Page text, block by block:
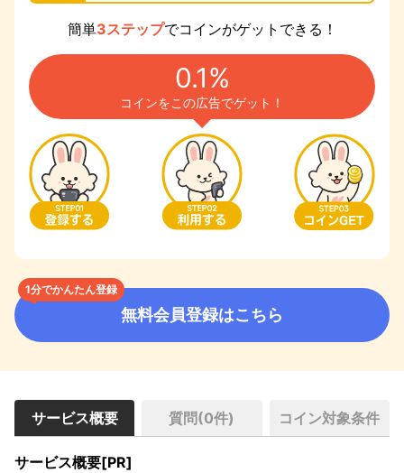
簡単3ステップでコインがゲットできる！
0.1%
コインをこの広告でゲット！
1分でかんたん登録
無料会員登録はこちら
サービス概要 質問(0件) コイン対象条件
サービス概要[PR]